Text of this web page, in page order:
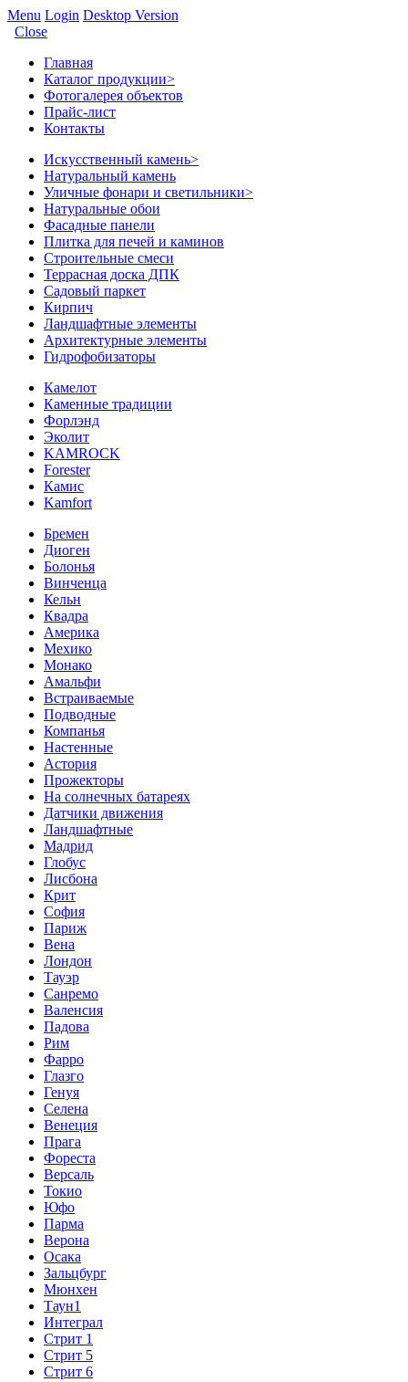
Menu Login Desktop Version
Close
Главная
Каталог продукции>
Фотогалерея объектов
Прайс-лист
Контакты
Искусственный камень>
Натуральный камень
Уличные фонари и светильники>
Натуральные обои
Фасадные панели
Плитка для печей и каминов
Строительные смеси
Террасная доска ДПК
Садовый паркет
Кирпич
Ландшафтные элементы
Архитектурные элементы
Гидрофобизаторы
Камелот
Каменные традиции
Форлэнд
Эколит
KAMROCK
Forester
Камис
Kamfort
Бремен
Диоген
Болонья
Винченца
Кельн
Квадра
Америка
Мехико
Монако
Амальфи
Встраиваемые
Подводные
Компанья
Настенные
Астория
Прожекторы
На солнечных батареях
Датчики движения
Ландшафтные
Мадрид
Глобус
Лисбона
Крит
София
Париж
Вена
Лондон
Тауэр
Санремо
Валенсия
Падова
Рим
Фарро
Глазго
Генуя
Селена
Венеция
Прага
Фореста
Версаль
Токио
Юфо
Парма
Верона
Осака
Зальцбург
Мюнхен
Таун1
Интеграл
Стрит 1
Стрит 5
Стрит 6